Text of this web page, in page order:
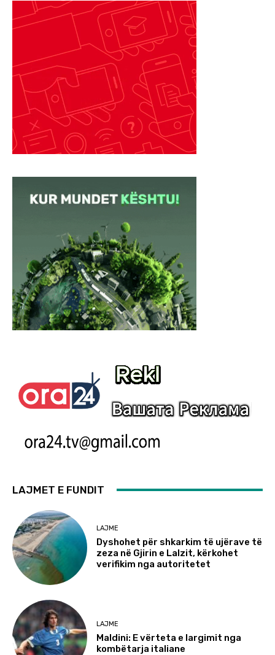
LAJMET E FUNDIT
LAJME
Dyshohet për shkarkim të ujërave të
zeza në Gjirin e Lalzit, kërkohet
verifikim nga autoritetet
LAJME
Maldini: E vërteta e largimit nga
kombëtarja italiane